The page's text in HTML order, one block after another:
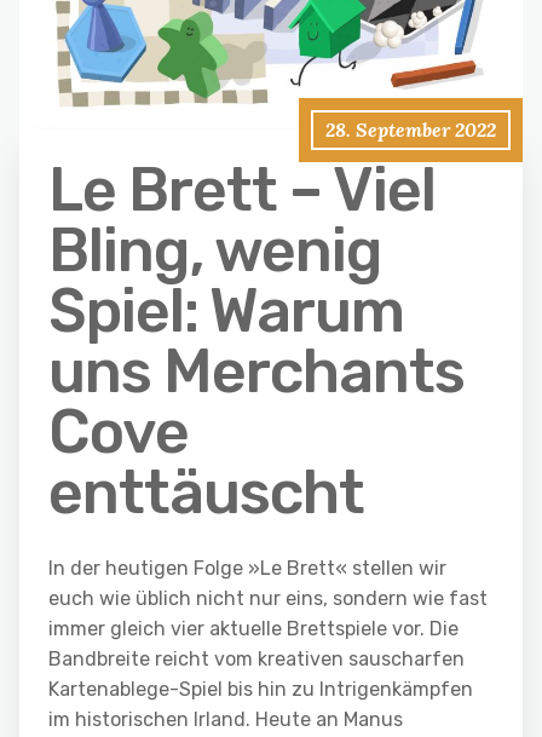
28. September 2022
Le Brett – Viel
Bling, wenig
Spiel: Warum
uns Merchants
Cove
enttäuscht
In der heutigen Folge »Le Brett« stellen wir
euch wie üblich nicht nur eins, sondern wie fast
immer gleich vier aktuelle Brettspiele vor. Die
Bandbreite reicht vom kreativen sauscharfen
Kartenablege-Spiel bis hin zu Intrigenkämpfen
im historischen Irland. Heute an Manus